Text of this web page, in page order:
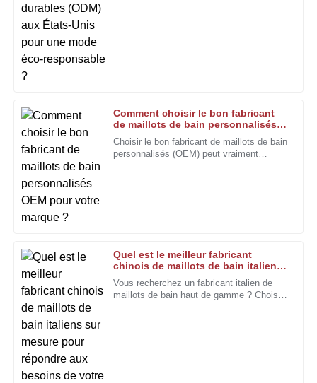
Comment choisir le bon fabricant
de maillots de bain personnalisés
OEM pour votre marque ?
Choisir le bon fabricant de maillots de bain
personnalisés (OEM) peut vraiment
Quel est le meilleur fabricant
chinois de maillots de bain italiens
sur mesure pour répondre aux
besoins de votre marque en 2026 ?
Vous recherchez un fabricant italien de
maillots de bain haut de gamme ? Choisir
25 Janvier 2026
T
Thomas
a été très agréable à côtoyer.
28 Décembre
D
Daniel
Martinez
Une telle qualité est rare ! C'est très résistant et cela
04 Janvier 2026
L
Linda
Walker
Le service que j'ai reçu était exceptionnel ! Les
représentants étaient attentifs et m'ont fourni des
informations précieuses.